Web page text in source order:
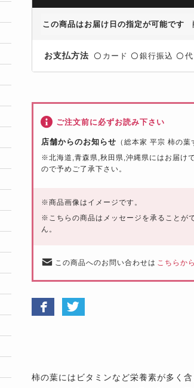
この商品はお届け日の指定が可能です
お支払方法 〇 カード 〇 銀行振込 〇 代
ご注文前に必ずお読み下さい
店舗からのお知らせ （総本家 平宗 柿の葉
※北海道,青森県,秋田県,沖縄県にはお届け
ので予めご了承下さい。
※商品画像はイメージです。
※こちらの商品はメッセージを承ることが
ん。
この商品へのお問い合わせは こちらから
柿の葉にはビタミンなど栄養素が多く